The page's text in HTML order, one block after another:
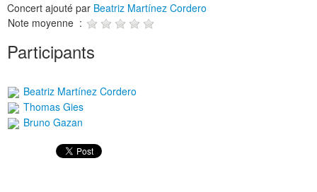
Concert ajouté par Beatriz Martínez Cordero
Note moyenne :
Participants
Beatriz Martínez Cordero
Thomas Gies
Bruno Gazan